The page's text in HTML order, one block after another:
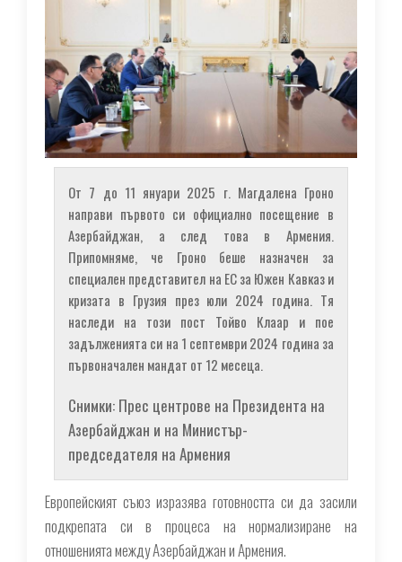
От 7 до 11 януари 2025 г. Магдалена Гроно
направи първото си официално посещение в
Азербайджан, а след това в Армения.
Припомняме, че Гроно беше назначен за
специален представител на ЕС за Южен Кавказ и
кризата в Грузия през юли 2024 година. Тя
наследи на този пост Тойво Клаар и пое
задълженията си на 1 септември 2024 година за
първоначален мандат от 12 месеца.
Снимки: Прес центрове на Президента на
Азербайджан и на Министър-
председателя на Армения
Европейският съюз изразява готовността си да засили
подкрепата си в процеса на нормализиране на
отношенията между Азербайджан и Армения.